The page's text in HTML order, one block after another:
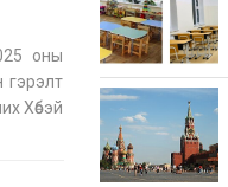
оны
гэрэлт
Хөбэй